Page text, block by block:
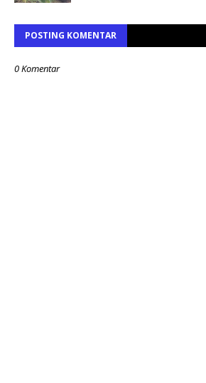
POSTING KOMENTAR
0 Komentar